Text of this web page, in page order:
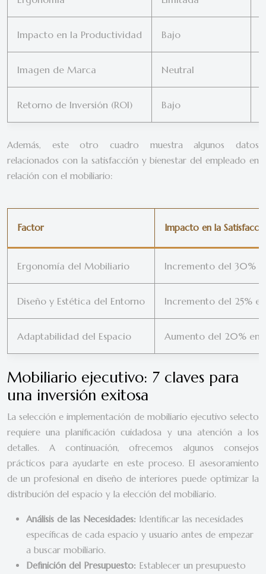
Impacto en la Productividad Bajo
Imagen de Marca Neutral
Retorno de Inversión (ROI) Bajo
Además, este otro cuadro muestra algunos datos
relacionados con la satisfacción y bienestar del empleado en
relación con el mobiliario:
Factor Impacto en la
Ergonomía del Mobiliario Incremento del 30%
Diseño y Estética del Entorno Incremento del 25%
Adaptabilidad del Espacio Aumento del 20% en
Mobiliario ejecutivo: 7 claves para
una inversión exitosa
La selección e implementación de mobiliario ejecutivo selecto
requiere una planificación cuidadosa y una atención a los
detalles. A continuación, ofrecemos algunos consejos
prácticos para ayudarte en este proceso. El asesoramiento
de un profesional en diseño de interiores puede optimizar la
distribución del espacio y la elección del mobiliario.
Análisis de las Necesidades: Identificar las necesidades
específicas de cada espacio y usuario antes de empezar
a buscar mobiliario.
Definición del Presupuesto: Establecer un presupuesto